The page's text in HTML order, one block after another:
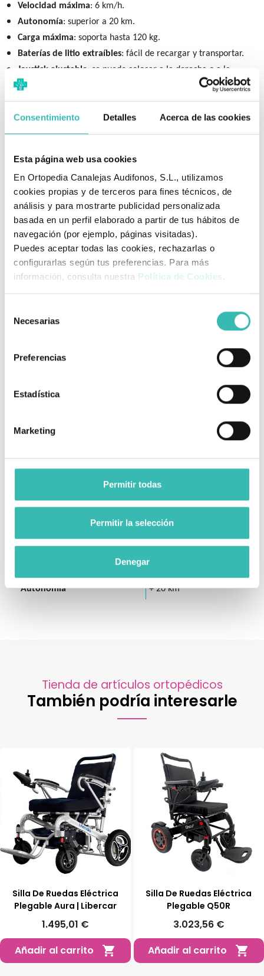
Consentimiento Detalles Acerca de las cookies
Esta página web usa cookies
En Ortopedia Canalejas Audifonos, S.L., utilizamos
cookies propias y de terceros para fines técnicos, de
análisis y para mostrarte publicidad personalizada
basada en un perfil elaborado a partir de tus hábitos de
navegación (por ejemplo, páginas visitadas).
Puedes aceptar todas las cookies, rechazarlas o
configurarlas según tus preferencias. Para más
información, consulta nuestra Política de Cookies .
Necesarias
Preferencias
Estadística
Marketing
Permitir todas
Permitir la selección
Denegar
Velocidad máxima: 6 km/h.
Autonomía: superior a 20 km.
Carga máxima: soporta hasta 120 kg.
Baterías de litio extraíbles: fácil de recargar y transportar.
Joystick ajustable: se puede colocar a la derecha o a la
izquierda.
Asiento acolchado: comodidad para el usuario.
Reposabrazos y reposapiés volcables: facilitan el acceso.
Ruedas macizas en PU: duraderas y seguras en diferentes
Freno electromagnético yruedas antivuelco
garantizada.
Cinturón de seguridad: para mayor protección del
usuario.
Medidas:
Medidas asiento 45 x 44 cm
Lontigud silla 91 - 97 cm
Altura
Altura del respaldo
Peso sin batería 27 Kg
29.5 Kg
Peso máximo usuario 120 Kg
Autonomía + 20 km
Tienda de artículos ortopédicos
También podría interesarle
Silla De Ruedas Eléctrica
Plegable Aura | Libercar
1.495,01 €
Añadir al carrito

Silla De Ruedas Eléctrica
Plegable Q50R
3.023,56 €
Añadir al carrito
